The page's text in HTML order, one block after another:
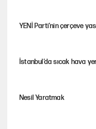
YENİ Parti'nin çerçeve
İstanbul’da sıcak hava
Nesil Yaratmak